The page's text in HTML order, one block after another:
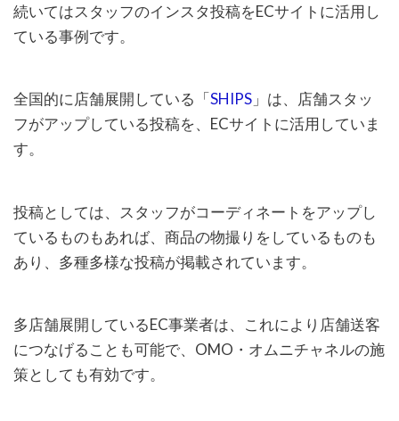
続いてはスタッフのインスタ投稿をECサイトに活用し
ている事例です。
全国的に店舗展開している「SHIPS 」は、店舗スタッ
フがアップしている投稿を、ECサイトに活用していま
す。
投稿としては、スタッフがコーディネートをアップし
ているものもあれば、商品の物撮りをしているものも
あり、多種多様な投稿が掲載されています。
多店舗展開しているEC事業者は、これにより店舗送客
につなげることも可能で、OMO・オムニチャネルの施
策としても有効です。